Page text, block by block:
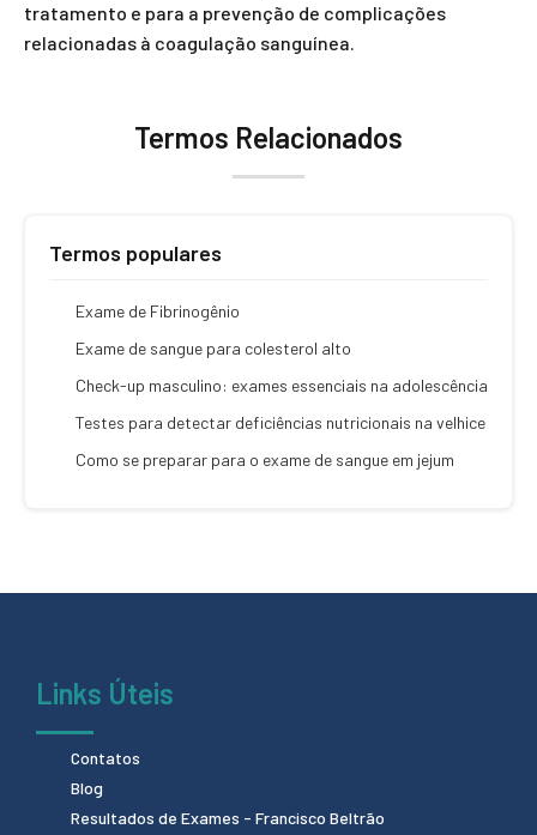
tratamento e para a prevenção de complicações
relacionadas à coagulação sanguínea.
Termos Relacionados
Termos populares
Exame de Fibrinogênio
Exame de sangue para colesterol alto
Check-up masculino: exames essenciais na adolescência
Testes para detectar deficiências nutricionais na velhice
Como se preparar para o exame de sangue em jejum
Links Úteis
Contatos
Blog
Resultados de Exames - Francisco Beltrão